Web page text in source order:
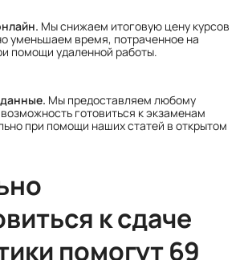
Мы снижаем итоговую цену курсов
уменьшаем время, потраченное на
помощи удаленной работы.
Мы предоставляем любому
готовиться к экзаменам
при помощи наших статей в открытом
к сдаче
помогут 69